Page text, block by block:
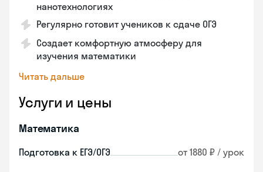
нанотехнологиях
Регулярно готовит учеников к сдаче ОГЭ
Создает комфортную атмосферу для
изучения математики
Читать дальше
Услуги и цены
Математика
Подготовка к ЕГЭ/ОГЭ от 1880 ₽ / урок